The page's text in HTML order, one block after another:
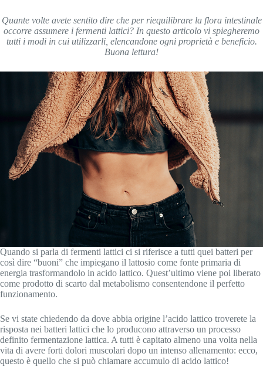
Quante volte avete sentito dire che per riequilibrare la flora intestinale
occorre assumere i fermenti lattici? In questo articolo vi spiegheremo
tutti i modi in cui utilizzarli, elencandone ogni proprietà e beneficio.
Buona lettura!
Quando si parla di fermenti lattici ci si riferisce a tutti quei batteri per
così dire “buoni” che impiegano il lattosio come fonte primaria di
energia trasformandolo in acido lattico. Quest’ultimo viene poi liberato
come prodotto di scarto dal metabolismo consentendone il perfetto
funzionamento.
Se vi state chiedendo da dove abbia origine l’acido lattico troverete la
risposta nei batteri lattici che lo producono attraverso un processo
definito fermentazione lattica. A tutti è capitato almeno una volta nella
vita di avere forti dolori muscolari dopo un intenso allenamento: ecco,
questo è quello che si può chiamare accumulo di acido lattico!